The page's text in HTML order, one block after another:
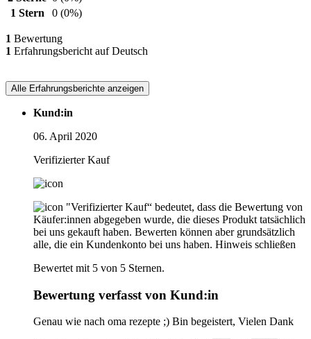
1 Stern
0 (0%)
1 Bewertung
1 Erfahrungsbericht auf Deutsch
Alle Erfahrungsberichte anzeigen
Kund:in
06. April 2020
Verifizierter Kauf
"Verifizierter Kauf“ bedeutet, dass die Bewertung von
Käufer:innen abgegeben wurde, die dieses Produkt tatsächlich
bei uns gekauft haben. Bewerten können aber grundsätzlich
alle, die ein Kundenkonto bei uns haben. Hinweis schließen
Bewertet mit 5 von 5 Sternen.
Bewertung verfasst von Kund:in
Genau wie nach oma rezepte ;) Bin begeistert, Vielen Dank